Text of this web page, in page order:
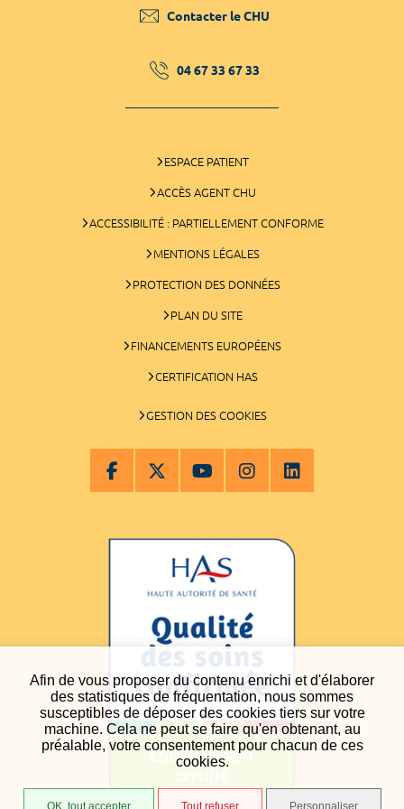
Afin de vous proposer du contenu enrichi et d'élaborer
des statistiques de fréquentation, nous sommes
susceptibles de déposer des cookies tiers sur votre
machine. Cela ne peut se faire qu'en obtenant, au
préalable, votre consentement pour chacun de ces
cookies.
OK, tout accepter Tout refuser Personnaliser
Contacter le CHU
04 67 33 67 33
ESPACE PATIENT
ACCÈS AGENT CHU
ACCESSIBILITÉ : PARTIELLEMENT CONFORME
MENTIONS LÉGALES
PROTECTION DES DONNÉES
PLAN DU SITE
FINANCEMENTS EUROPÉENS
CERTIFICATION HAS
GESTION DES COOKIES